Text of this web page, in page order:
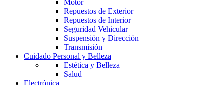
Motor
Repuestos de Exterior
Repuestos de Interior
Seguridad Vehicular
Suspensión y Dirección
Transmisión
Cuidado Personal y Belleza
Estética y Belleza
Salud
Electrónica